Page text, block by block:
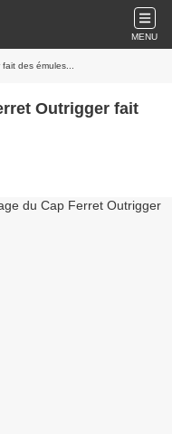
MENU
des émules...
Outrigger fait